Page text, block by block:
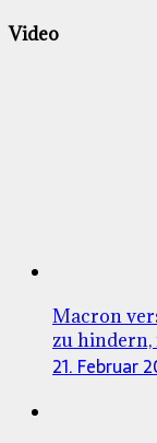
Video
Macron
zu
21. Februar